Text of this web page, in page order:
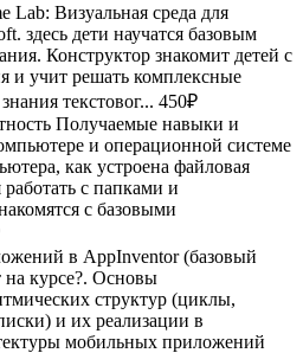
Lab: Визуальная среда для
здесь дети научатся базовым
Конструктор знакомит детей с
и учит решать комплексные
текстовог... 450₽
Получаемые навыки и
и операционной системе
как устроена файловая
с папками и
с базовыми
в AppInventor (базовый
на курсе?. Основы
структур (циклы,
и их реализации в
мобильных приложений